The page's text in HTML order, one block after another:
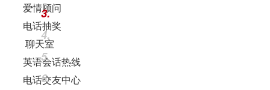
爱情顾问
电话抽奖
聊天室
英语会话热线
电话交友中心
3.
4.
5.
6.